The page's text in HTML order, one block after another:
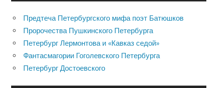
Предтеча Петербургского мифа поэт Батюшков
Пророчества Пушкинского Петербурга
Петербург Лермонтова и «Кавказ седой»
Фантасмагории Гоголевского Петербурга
Петербург Достоевского